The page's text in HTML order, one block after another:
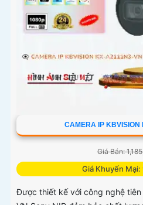
CAMERA IP KBVISION
Giá Bán:
Giá Khuyến
Được thiết kế với công nghệ tiên